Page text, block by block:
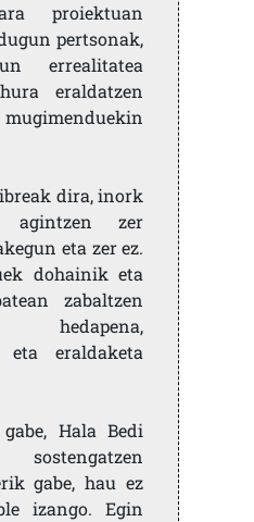
proiektuan
pertsonak,
errealitatea
eraldatzen
dira, inork
agintzen zer
eta zer ez.
dohainik eta
zabaltzen
eta eraldaketa
Hala Bedi
sostengatzen
gabe, hau ez
izango. Egin